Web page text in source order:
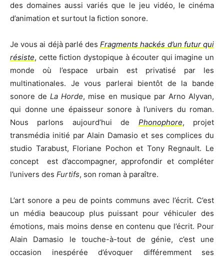
des domaines aussi variés que le jeu vidéo, le cinéma
d’animation et surtout la fiction sonore.
Je vous ai déjà parlé desFragments hackés d’un futur qui
résiste, cette fiction dystopique à écouter qui imagine un
monde où l’espace urbain est privatisé par les
multinationales. Je vous parlerai bientôt de la bande
sonore deLa Horde, mise en musique par Arno Alyvan,
qui donne une épaisseur sonore à l’univers du roman.
Nous parlons aujourd’hui de Phonophore, projet
transmédia initié par Alain Damasio et ses complices du
studio Tarabust, Floriane Pochon et Tony Regnault. Le
concept est d’accompagner, approfondir et compléter
l’univers des Furtifs, son roman à paraître.
L’art sonore a peu de points communs avec l’écrit. C’est
un média beaucoup plus puissant pour véhiculer des
émotions, mais moins dense en contenu que l’écrit. Pour
Alain Damasio le touche-à-tout de génie, c’est une
occasion inespérée d’évoquer différemment ses